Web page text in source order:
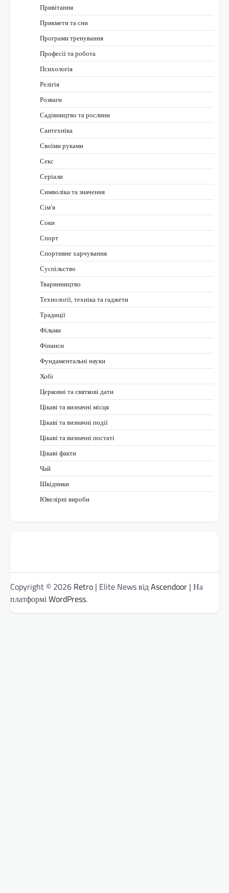
Привітання
Прикмети та сни
Програми тренування
Професії та робота
Психологія
Релігія
Розваги
Садівництво та рослини
Сантехніка
Своїми руками
Секс
Серіали
Символіка та значення
Сім’я
Соки
Спорт
Спортивне харчування
Суспільство
Тваринництво
Технології, техніка та гаджети
Традиції
Фільми
Фінанси
Фундаментальні науки
Хобі
Церковні та святкові дати
Цікаві та визначні місця
Цікаві та визначні події
Цікаві та визначні постаті
Цікаві факти
Чай
Шкідники
Ювелірні вироби
Copyright © 2026 Retro | Elite News відAscendoor | На
платформіWordPress.